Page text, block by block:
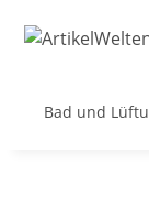
Bad und